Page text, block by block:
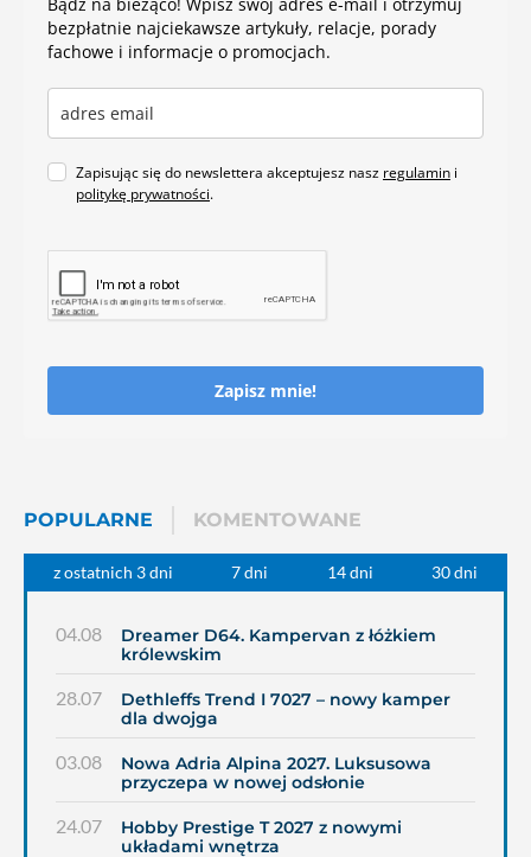
bezpłatnie najciekawsze artykuły, relacje, porady
fachowe i informacje o promocjach.
Zapisując się do newslettera akceptujesz nasz regulamin i
politykę prywatności.
Zapisz mnie!
POPULARNE KOMENTOWANE
z ostatnich 3 dni 7 dni 14 dni 30 dni
04.08
Dreamer D64. Kampervan z łóżkiem
królewskim
28.07
Dethleffs Trend I 7027 – nowy kamper
dla dwojga
03.08
Nowa Adria Alpina 2027. Luksusowa
przyczepa w nowej odsłonie
24.07
Hobby Prestige T 2027 z nowymi
układami wnętrza